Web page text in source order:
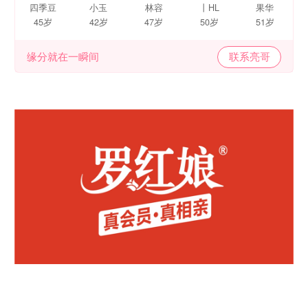
四季豆
45岁
小玉
42岁
林容
47岁
丨HL
50岁
果华
51岁
缘分就在一瞬间 联系亮哥